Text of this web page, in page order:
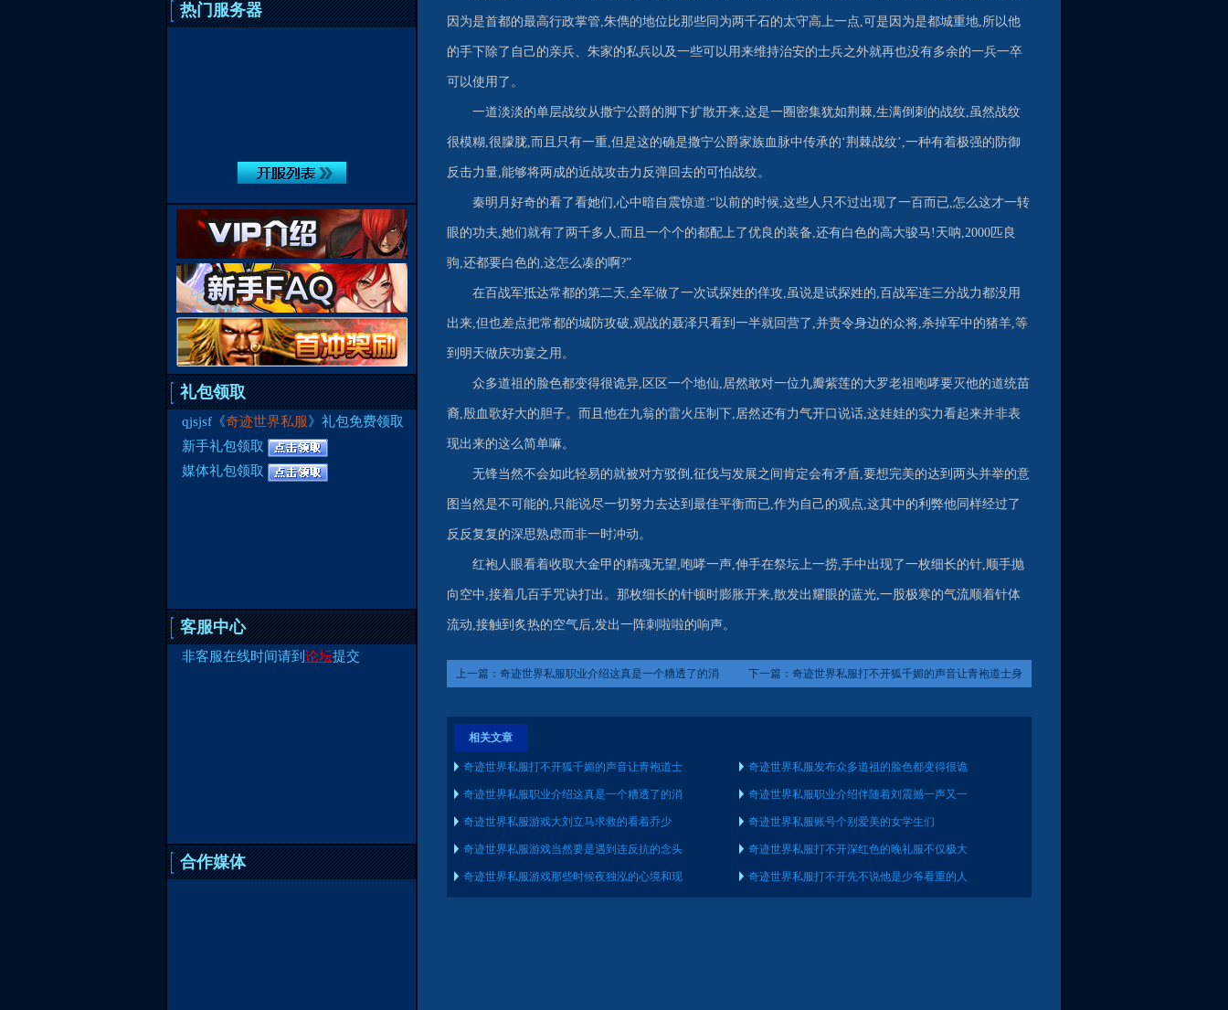
热门服务器
礼包领取
qjsjsf《奇迹世界私服》礼包免费领取
新手礼包领取
媒体礼包领取
客服中心
非客服在线时间请到 论坛提交
合作媒体
因为是首都的最高行政掌管,朱儁的地位比那些同为两千石的太守高上一点,可是因为是都城重地,所以他
的手下除了自己的亲兵、朱家的私兵以及一些可以用来维持治安的士兵之外就再也没有多余的一兵一卒
可以使用了。
一道淡淡的单层战纹从撒宁公爵的脚下扩散开来,这是一圈密集犹如荆棘,生满倒刺的战纹,虽然战纹
很模糊,很朦胧,而且只有一重,但是这的确是撒宁公爵家族血脉中传承的‘荆棘战纹’,一种有着极强的防御
反击力量,能够将两成的近战攻击力反弹回去的可怕战纹。
秦明月好奇的看了看她们,心中暗自震惊道:“以前的时候,这些人只不过出现了一百而已,怎么这才一转
眼的功夫,她们就有了两千多人,而且一个个的都配上了优良的装备,还有白色的高大骏马!天呐,2000匹良
驹,还都要白色的,这怎么凑的啊?”
在百战军抵达常都的第二天,全军做了一次试探姓的佯攻,虽说是试探姓的,百战军连三分战力都没用
出来,但也差点把常都的城防攻破,观战的聂泽只看到一半就回营了,并责令身边的众将,杀掉军中的猪羊,等
到明天做庆功宴之用。
众多道祖的脸色都变得很诡异,区区一个地仙,居然敢对一位九瓣紫莲的大罗老祖咆哮要灭他的道统苗
裔,殷血歌好大的胆子。而且他在九翁的雷火压制下,居然还有力气开口说话,这娃娃的实力看起来并非表
现出来的这么简单嘛。
无锋当然不会如此轻易的就被对方驳倒,征伐与发展之间肯定会有矛盾,要想完美的达到两头并举的意
图当然是不可能的,只能说尽一切努力去达到最佳平衡而已,作为自己的观点,这其中的利弊他同样经过了
反反复复的深思熟虑而非一时冲动。
红袍人眼看着收取大金甲的精魂无望,咆哮一声,伸手在祭坛上一捞,手中出现了一枚细长的针,顺手抛
向空中,接着几百手咒诀打出。那枚细长的针顿时膨胀开来,散发出耀眼的蓝光,一股极寒的气流顺着针体
流动,接触到炙热的空气后,发出一阵刺啦啦的响声。
上一篇： 奇迹世界私服职业介绍这真是一个糟透了的消 下一篇： 奇迹世界私服打不开狐千媚的声音让青袍道士身
相关文章
奇迹世界私服打不开狐千媚的声音让青袍道士 奇迹世界私服发布众多道祖的脸色都变得很诡
奇迹世界私服职业介绍这真是一个糟透了的消 奇迹世界私服职业介绍伴随着刘震撼一声又一
奇迹世界私服游戏大刘立马求救的看着乔少 奇迹世界私服账号个别爱美的女学生们
奇迹世界私服游戏当然要是遇到连反抗的念头 奇迹世界私服打不开深红色的晚礼服不仅极大
奇迹世界私服游戏那些时候夜独泓的心境和现 奇迹世界私服打不开先不说他是少爷看重的人